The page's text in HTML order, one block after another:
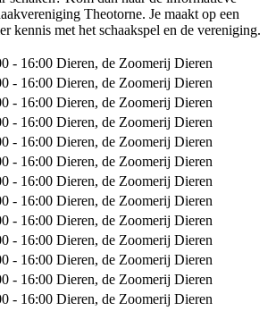
Theotorne. Je maakt op een
kennis met het schaakspel en de vereniging.
- 16:00 Dieren, de Zoomerij Dieren
- 16:00 Dieren, de Zoomerij Dieren
- 16:00 Dieren, de Zoomerij Dieren
- 16:00 Dieren, de Zoomerij Dieren
- 16:00 Dieren, de Zoomerij Dieren
- 16:00 Dieren, de Zoomerij Dieren
- 16:00 Dieren, de Zoomerij Dieren
- 16:00 Dieren, de Zoomerij Dieren
- 16:00 Dieren, de Zoomerij Dieren
- 16:00 Dieren, de Zoomerij Dieren
- 16:00 Dieren, de Zoomerij Dieren
- 16:00 Dieren, de Zoomerij Dieren
- 16:00 Dieren, de Zoomerij Dieren